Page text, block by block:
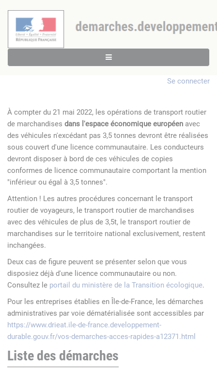
Se connecter
À compter du 21 mai 2022, les opérations de transport routier
de marchandises dans l'espace économique européen avec
des véhicules n'excédant pas 3,5 tonnes devront être réalisées
sous couvert d'une licence communautaire. Les conducteurs
devront disposer à bord de ces véhicules de copies
conformes de licence communautaire comportant la mention
"inférieur ou égal à 3,5 tonnes".
Attention ! Les autres procédures concernant le transport
routier de voyageurs, le transport routier de marchandises
avec des véhicules de plus de 3,5t, le transport routier de
marchandises sur le territoire national exclusivement, restent
inchangées.
Deux cas de figure peuvent se présenter selon que vous
disposiez déjà d'une licence communautaire ou non.
Consultez le portail du ministère de la Transition écologique.
Pour les entreprises établies en Île-de-France, les démarches
administratives par voie dématérialisée sont accessibles par
https://www.drieat.ile-de-france.developpement-
durable.gouv.fr/vos-demarches-acces-rapides-a12371.html
Liste des démarches